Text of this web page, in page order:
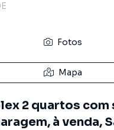
Fotos
Mapa
2 quartos com
à venda,